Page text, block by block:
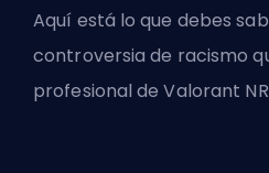
Aquí está lo que debes
controversia de racismo
profesional de Valorant